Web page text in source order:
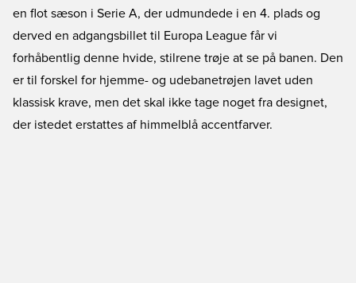
en flot sæson i Serie A, der udmundede i en 4. plads og
derved en adgangsbillet til Europa League får vi
forhåbentlig denne hvide, stilrene trøje at se på banen. Den
er til forskel for hjemme- og udebanetrøjen lavet uden
klassisk krave, men det skal ikke tage noget fra designet,
der istedet erstattes af himmelblå accentfarver.